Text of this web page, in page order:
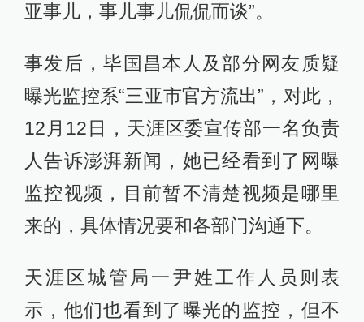
亚事儿，事儿事儿侃侃而谈”。
事发后，毕国昌本人及部分网友质疑
曝光监控系“三亚市官方流出”，对此，
12月12日，天涯区委宣传部一名负责
人告诉澎湃新闻，她已经看到了网曝
监控视频，目前暂不清楚视频是哪里
来的，具体情况要和各部门沟通下。
天涯区城管局一尹姓工作人员则表
示，他们也看到了曝光的监控，但不